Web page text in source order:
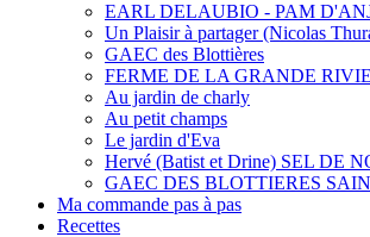
EARL DELAUBIO - PAM
Un Plaisir à partager (Nicolas
GAEC des Blottières
FERME DE LA GRANDE
Au jardin de charly
Au petit champs
Le jardin d'Eva
Hervé (Batist et Drine) SEL DE
GAEC DES BLOTTIERES
Ma commande pas à pas
Recettes